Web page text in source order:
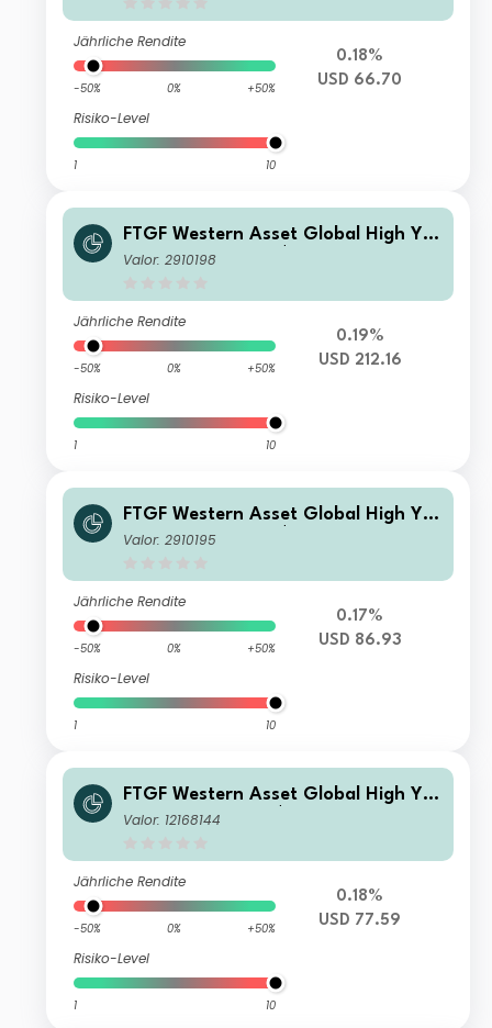
Jährliche Rendite
-50% 0% +50%
Risiko-Level
1 10
0.18%
USD 66.70
FTGF Western Asset Global High Yiel
d Fund Class A US$ Accumulating
Valor: 2910198
Jährliche Rendite
-50% 0% +50%
Risiko-Level
1 10
0.19%
USD 212.16
FTGF Western Asset Global High Yiel
d Fund Class X US$ Distributing (D)
Valor: 2910195
Jährliche Rendite
-50% 0% +50%
Risiko-Level
1 10
0.17%
USD 86.93
FTGF Western Asset Global High Yiel
d Fund Class F US$ Distributing (D)
Valor: 12168144
Jährliche Rendite
-50% 0% +50%
Risiko-Level
1 10
0.18%
USD 77.59